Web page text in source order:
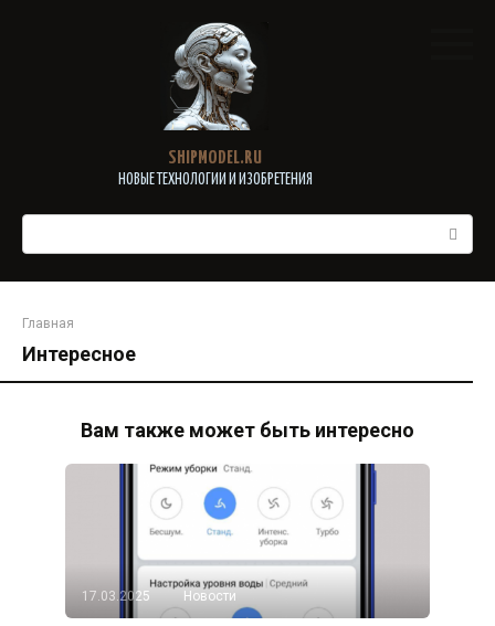
SHIPMODEL.RU
НОВЫЕ ТЕХНОЛОГИИ И ИЗОБРЕТЕНИЯ
Главная
Интересное
Вам также может быть интересно
17.03.2025 Новости